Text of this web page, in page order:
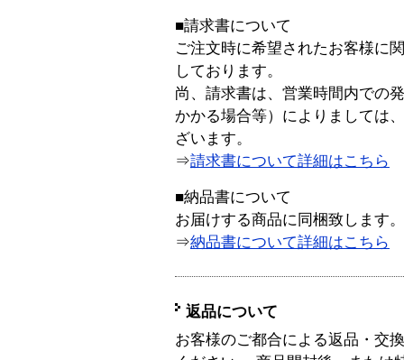
■請求書について
ご注文時に希望されたお客様に
しております。
尚、請求書は、営業時間内での
かかる場合等）によりましては
ざいます。
⇒請求書について詳細はこちら
■納品書について
お届けする商品に同梱致します。
⇒納品書について詳細はこちら
返品について
お客様のご都合による返品・交